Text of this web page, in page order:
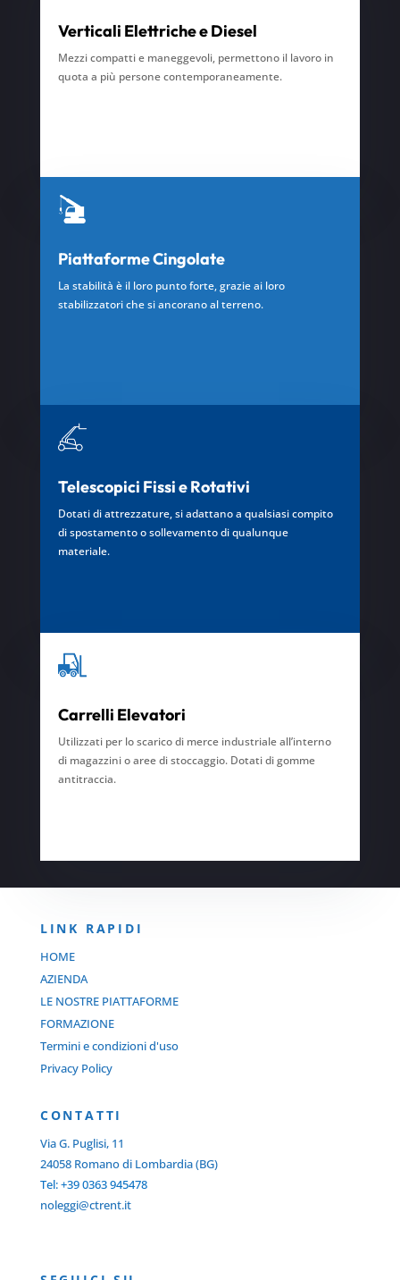
Verticali Elettriche e Diesel
Mezzi compatti e maneggevoli, permettono il lavoro in
quota a più persone contemporaneamente.
Piattaforme Cingolate
La stabilità è il loro punto forte, grazie ai loro
stabilizzatori che si ancorano al terreno.
Telescopici Fissi e Rotativi
Dotati di attrezzature, si adattano a qualsiasi compito
di spostamento o sollevamento di qualunque
materiale.
Carrelli Elevatori
Utilizzati per lo scarico di merce industriale all’interno
di magazzini o aree di stoccaggio. Dotati di gomme
antitraccia.
LINK RAPIDI
HOME
AZIENDA
LE NOSTRE PIATTAFORME
FORMAZIONE
Termini e condizioni d'uso
Privacy Policy
CONTATTI
Via G. Puglisi, 11
24058 Romano di Lombardia (BG)
Tel: +39 0363 945478
noleggi@ctrent.it